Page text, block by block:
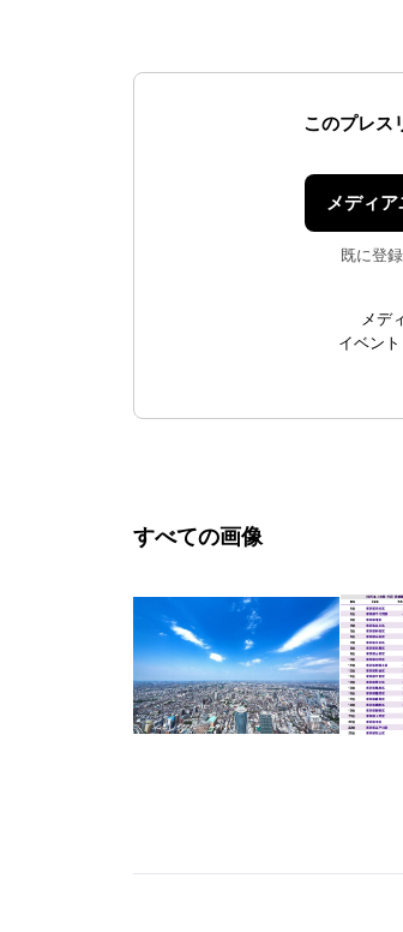
このプレス
メディ
既に登
メデ
イベン
すべての画像